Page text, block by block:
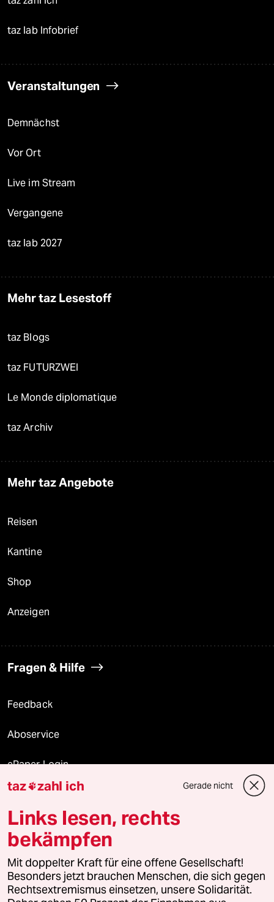
taz lab Infobrief
Veranstaltungen
Demnächst
Vor Ort
Live im Stream
Vergangene
taz lab 2027
Mehr taz Lesestoff
taz Blogs
taz FUTURZWEI
Le Monde diplomatique
taz Archiv
Mehr taz Angebote
Reisen
Kantine
Shop
Anzeigen
Fragen & Hilfe
Feedback
Aboservice
ePaper Login
Downloads für Abonnierende
© 2026 taz Verlags und Vertriebs GmbH
Alle Rechte vorbehalten. Bei rechtlichen Fragen oder für Genehmigungen
wenden Sie sich bitte an
lizenzen@taz.de
taz zahl ich Gerade nicht
Links lesen, rechts
bekämpfen
Mit doppelter Kraft für eine offene Gesellschaft!
Besonders jetzt brauchen Menschen, die sich gegen
Rechtsextremismus einsetzen, unsere Solidarität.